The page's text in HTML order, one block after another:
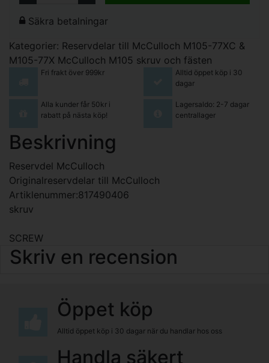
Säkra betalningar
Kategorier: Reservdelar till McCulloch M105-77XC &
M105-77X McCulloch M105 skruv och fästen
Fri frakt över 999kr
Alltid öppet köp i 30
dagar
Alla kunder får 50kr i
rabatt på nästa köp!
Lagersaldo: 2-7 dagar
centrallager
Beskrivning
Reservdel McCulloch
Originalreservdelar till McCulloch
Artiklenummer:817490406
skruv
SCREW
Skriv en recension
Öppet köp
Alltid öppet köp i 30 dagar när du handlar hos oss
Handla säkert